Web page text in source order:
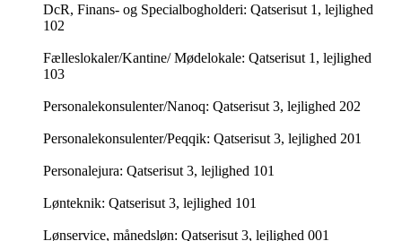
DcR, Finans- og Specialbogholderi: Qatserisut 1, lejlighed
102
Fælleslokaler/Kantine/ Mødelokale: Qatserisut 1, lejlighed
103
Personalekonsulenter/Nanoq: Qatserisut 3, lejlighed 202
Personalekonsulenter/Peqqik: Qatserisut 3, lejlighed 201
Personalejura: Qatserisut 3, lejlighed 101
Lønteknik: Qatserisut 3, lejlighed 101
Lønservice, månedsløn: Qatserisut 3, lejlighed 001